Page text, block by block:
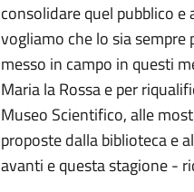
consolidare quel pubblico
vogliamo che lo sia
messo in campo in questi
Maria la Rossa e per
Museo Scientifico, alle
proposte dalla biblioteca e
avanti e questa stagione -